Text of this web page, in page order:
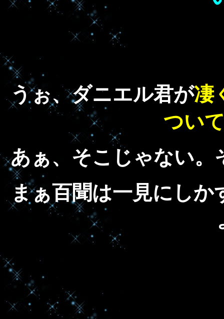
うぉ、ダニエル君が凄
つい
あぁ、そこじゃない。
まぁ百聞は一見にし